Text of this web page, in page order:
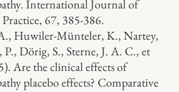
International Journal of
67, 385-386.
Huwiler-Münteler, K., Nartey,
Dörig, S., Sterne, J. A. C., et
Are the clinical effects of
placebo effects? Comparative